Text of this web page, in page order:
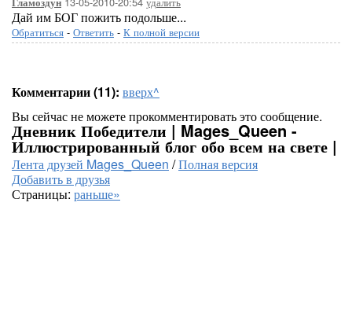
Дай им БОГ пожить подольше...
Обратиться - Ответить - К полной версии
Комментарии (11): вверх^
Вы сейчас не можете прокомментировать это сообщение.
Дневник Победители | Mages_Queen -
Иллюстрированный блог обо всем на свете |
Лента друзей Mages_Queen /Полная версия
Добавить в друзья
Страницы: раньше»